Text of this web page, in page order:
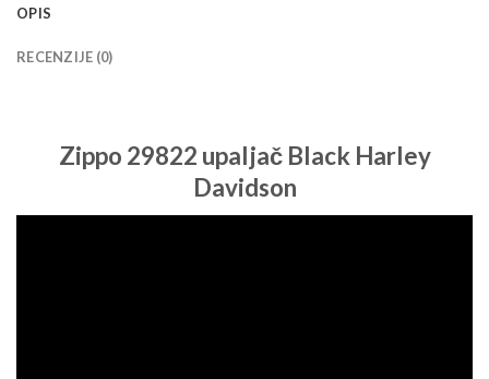
OPIS
RECENZIJE (0)
Zippo 29822 upaljač Black Harley
Davidson